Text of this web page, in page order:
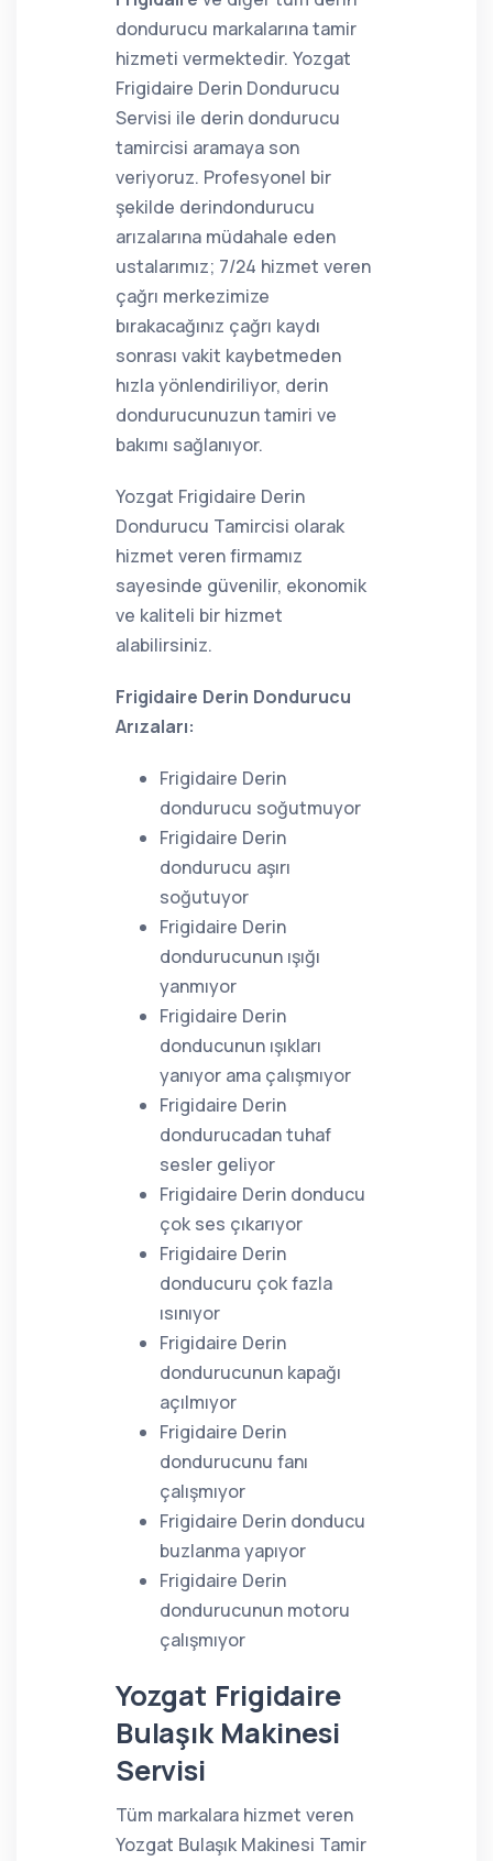
dondurucu markalarına tamir
hizmeti vermektedir. Yozgat
Frigidaire Derin Dondurucu
Servisi ile derin dondurucu
tamircisi aramaya son
veriyoruz. Profesyonel bir
şekilde derindondurucu
arızalarına müdahale eden
ustalarımız; 7/24 hizmet veren
çağrı merkezimize
bırakacağınız çağrı kaydı
sonrası vakit kaybetmeden
hızla yönlendiriliyor, derin
dondurucunuzun tamiri ve
bakımı sağlanıyor.
Yozgat Frigidaire Derin
Dondurucu Tamircisi olarak
hizmet veren firmamız
sayesinde güvenilir, ekonomik
ve kaliteli bir hizmet
alabilirsiniz.
Frigidaire Derin Dondurucu
Arızaları:
Frigidaire Derin
dondurucu soğutmuyor
Frigidaire Derin
dondurucu aşırı
soğutuyor
Frigidaire Derin
dondurucunun ışığı
yanmıyor
Frigidaire Derin
donducunun ışıkları
yanıyor ama çalışmıyor
Frigidaire Derin
dondurucadan tuhaf
sesler geliyor
Frigidaire Derin donducu
çok ses çıkarıyor
Frigidaire Derin
donducuru çok fazla
ısınıyor
Frigidaire Derin
dondurucunun kapağı
açılmıyor
Frigidaire Derin
dondurucunu fanı
çalışmıyor
Frigidaire Derin donducu
buzlanma yapıyor
Frigidaire Derin
dondurucunun motoru
çalışmıyor
Yozgat Frigidaire
Bulaşık Makinesi
Servisi
Tüm markalara hizmet veren
Yozgat Bulaşık Makinesi Tamir